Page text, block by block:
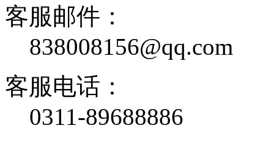
客服邮件：
838008156@qq.com
客服电话：
0311-89688886